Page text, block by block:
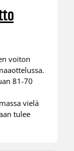
voiton
81-70
vielä
tulee